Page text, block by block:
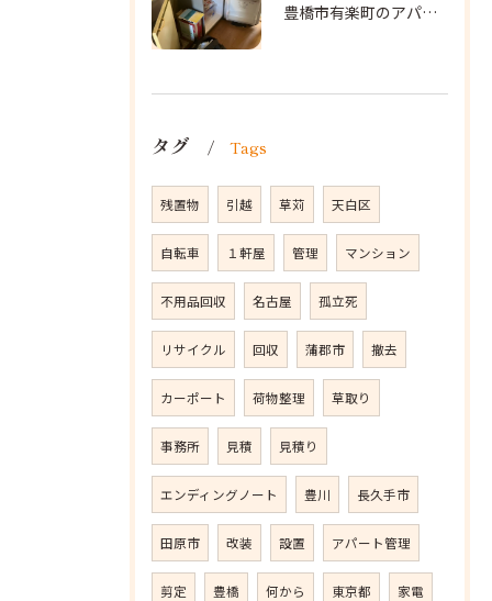
豊橋市有楽町のアパートに遺品整理に向かいました。
タグ Tags
残置物 引越 草苅 天白区
自転車 １軒屋 管理 マンション
不用品回収 名古屋 孤立死
リサイクル 回収 蒲郡市 撤去
カーポート 荷物整理 草取り
事務所 見積 見積り
エンディングノート 豊川 長久手市
田原市 改装 設置 アパート管理
剪定 豊橋 何から 東京都 家電